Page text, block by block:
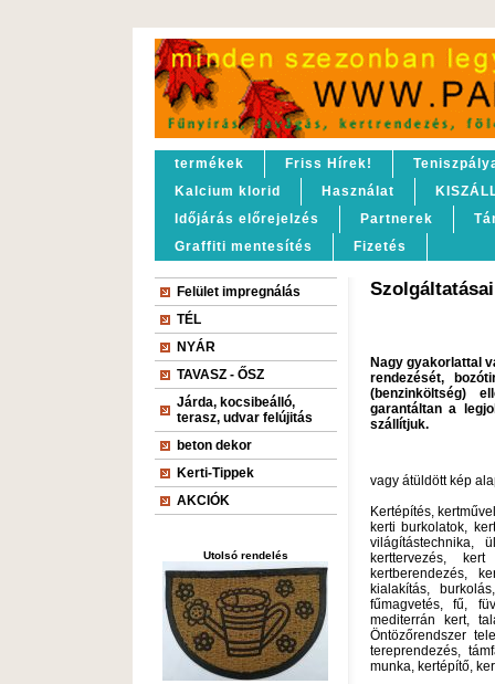
termékek Friss Hírek!
Kalcium klorid
Használat
Időjárás előrejelzés
Partnerek
Graffiti mentesítés
Fizetés
Felület impregnálás
TÉL
NYÁR
TAVASZ - ŐSZ
Járda, kocsibeálló,
terasz, udvar felújitás
beton dekor
Kerti-Tippek
AKCIÓK
Utolsó rendelés
Nagy gyakorlattal
rendezését,
(benzinköltség)
garantáltan a
szállítjuk.
vagy átüldött kép
Kertépítés,
kerti burkolatok,
világítástechnika,
kerttervezés,
kertberendezés,
kialakítás,
fűmagvetés, fű,
mediterrán kert,
Öntöző­rendszer
tereprendezés,
munka, kertépítő,